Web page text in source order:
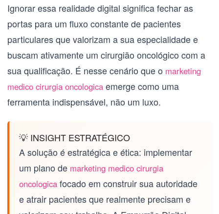
Ignorar essa realidade digital significa fechar as
portas para um fluxo constante de pacientes
particulares que valorizam a sua especialidade e
buscam ativamente um cirurgião oncológico com a
sua qualificação. É nesse cenário que o marketing
medico cirurgia oncologica emerge como uma
ferramenta indispensável, não um luxo.
💡 INSIGHT ESTRATÉGICO
A solução é estratégica e ética: implementar
um plano de marketing medico cirurgia
oncologica focado em construir sua autoridade
e atrair pacientes que realmente precisam e